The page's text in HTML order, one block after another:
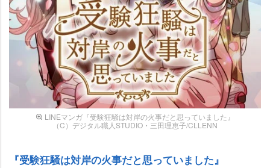
LINEマンガ『受験狂騒は対岸の火事だと思っていました』
（C）デジタル職人STUDIO・三田理恵子/CLLENN
『受験狂騒は対岸の火事だと思っていました』